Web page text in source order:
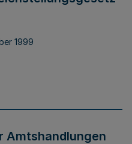
1999
Amtshandlungen